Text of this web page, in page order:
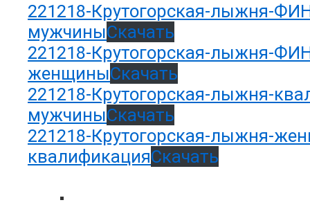
221218-Крутогорская-лыжня-
мужчиныСкачать
221218-Крутогорская-лыжня-
женщиныСкачать
221218-Крутогорская-лыжня-
мужчиныСкачать
221218-Крутогорская-лыжня-
квалификацияСкачать